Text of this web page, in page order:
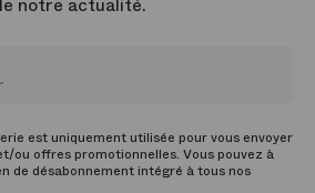
notre actualité.
est uniquement utilisée pour vous envoyer
ou offres promotionnelles. Vous pouvez à
de désabonnement intégré à tous nos